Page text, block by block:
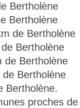
Bertholène
Bertholène
de Bertholène
Bertholène
de Bertholène
Bertholène
Bertholène.
proches